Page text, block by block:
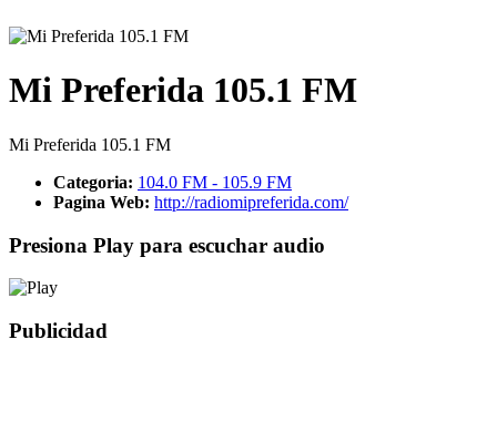
Mi Preferida 105.1 FM
Mi Preferida 105.1 FM
Categoria: 104.0 FM - 105.9 FM
Pagina Web: http://radiomipreferida.com/
Presiona Play para escuchar audio
Publicidad